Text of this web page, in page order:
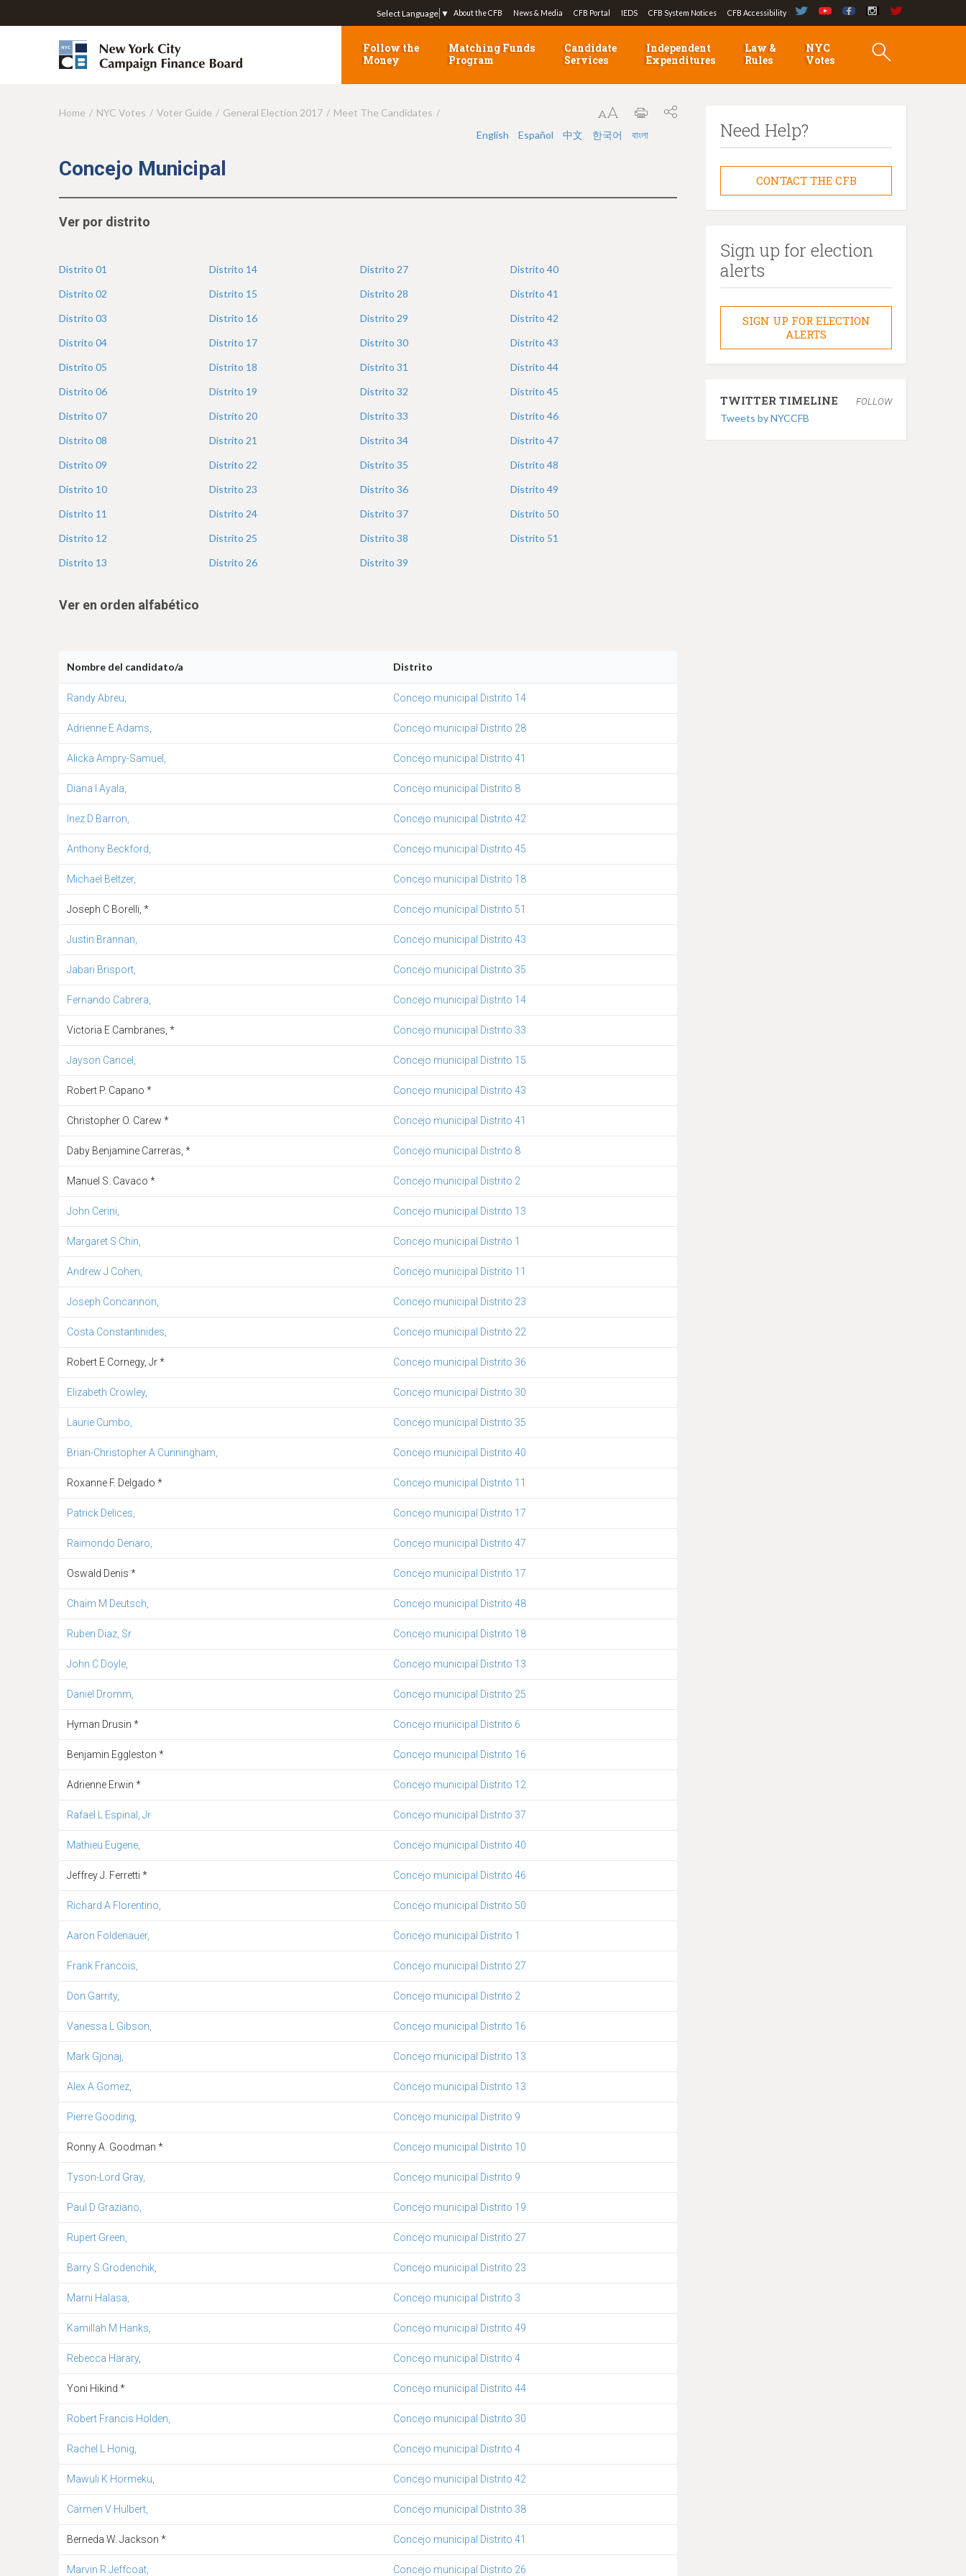
Jump to navigation
Select Language ▼ About the CFB News & Media CFB Portal IEDS CFB System Notices CFB Accessibility
Follow the
Money
Matching Funds
Program
Candidate
Services
Independent
Expenditures
Law &
Rules
NYC
Votes
Y
u
r
Home NYC Votes Voter Guide General Election 2017
Meet The Candidates
English
Español 中文 한국어 বাংলা
Concejo Municipal
Ver por distrito
Distrito 01
Distrito 02
Distrito 03
Distrito 04
Distrito 05
Distrito 06
Distrito 07
Distrito 08
Distrito 09
Distrito 10
Distrito 11
Distrito 12
Distrito 13
Distrito 14
Distrito 15
Distrito 16
Distrito 17
Distrito 18
Distrito 19
Distrito 20
Distrito 21
Distrito 22
Distrito 23
Distrito 24
Distrito 25
Distrito 26
Distrito 27
Distrito 28
Distrito 29
Distrito 30
Distrito 31
Distrito 32
Distrito 33
Distrito 34
Distrito 35
Distrito 36
Distrito 37
Distrito 38
Distrito 39
Distrito40
Distrito41
Distrito42
Distrito43
Distrito44
Distrito45
Distrito46
Distrito47
Distrito48
Distrito49
Distrito 50
Distrito 51
Ver en orden alfabético
Nombre del candidato/a Distrito
Randy Abreu, Concejo municipal Distrito 14
Adrienne E Adams, Concejo municipal Distrito 28
Alicka Ampry-Samuel, Concejo municipal Distrito 41
Diana I Ayala, Concejo municipal Distrito 8
Inez D Barron, Concejo municipal Distrito 42
Anthony Beckford, Concejo municipal Distrito 45
Michael Beltzer, Concejo municipal Distrito 18
Joseph C Borelli, * Concejo municipal Distrito 51
Justin Brannan, Concejo municipal Distrito 43
Jabari Brisport, Concejo municipal Distrito 35
Fernando Cabrera, Concejo municipal Distrito 14
Victoria E Cambranes, * Concejo municipal Distrito 33
Jayson Cancel, Concejo municipal Distrito 15
Robert P. Capano * Concejo municipal Distrito 43
Christopher O. Carew * Concejo municipal Distrito 41
Daby Benjamine Carreras, * Concejo municipal Distrito 8
Manuel S. Cavaco * Concejo municipal Distrito 2
John Cerini, Concejo municipal Distrito 13
Margaret S Chin, Concejo municipal Distrito 1
Andrew J Cohen, Concejo municipal Distrito 11
Joseph Concannon, Concejo municipal Distrito 23
Costa Constantinides, Concejo municipal Distrito 22
Robert E Cornegy, Jr * Concejo municipal Distrito 36
Elizabeth Crowley, Concejo municipal Distrito 30
Laurie Cumbo, Concejo municipal Distrito 35
Brian-Christopher A Cunningham, Concejo municipal Distrito 40
Roxanne F. Delgado * Concejo municipal Distrito 11
Patrick Delices, Concejo municipal Distrito 17
Raimondo Denaro, Concejo municipal Distrito 47
Oswald Denis * Concejo municipal Distrito 17
Chaim M Deutsch, Concejo municipal Distrito 48
Ruben Diaz, Sr Concejo municipal Distrito 18
John C Doyle, Concejo municipal Distrito 13
Daniel Dromm, Concejo municipal Distrito 25
Hyman Drusin * Concejo municipal Distrito 6
Benjamin Eggleston * Concejo municipal Distrito 16
Adrienne Erwin * Concejo municipal Distrito 12
Rafael L Espinal, Jr Concejo municipal Distrito 37
Mathieu Eugene, Concejo municipal Distrito 40
Jeffrey J. Ferretti * Concejo municipal Distrito 46
Richard A Florentino, Concejo municipal Distrito 50
Aaron Foldenauer, Concejo municipal Distrito 1
Frank Francois, Concejo municipal Distrito 27
Don Garrity, Concejo municipal Distrito 2
Vanessa L Gibson, Concejo municipal Distrito 16
Mark Gjonaj, Concejo municipal Distrito 13
Alex A Gomez, Concejo municipal Distrito 13
Pierre Gooding, Concejo municipal Distrito 9
Ronny A. Goodman * Concejo municipal Distrito 10
Tyson-Lord Gray, Concejo municipal Distrito 9
Paul D Graziano, Concejo municipal Distrito 19
Rupert Green, Concejo municipal Distrito 27
Barry S Grodenchik, Concejo municipal Distrito 23
Marni Halasa, Concejo municipal Distrito 3
Kamillah M Hanks, Concejo municipal Distrito 49
Rebecca Harary, Concejo municipal Distrito 4
Yoni Hikind * Concejo municipal Distrito 44
Robert Francis Holden, Concejo municipal Distrito 30
Rachel L Honig, Concejo municipal Distrito 4
Mawuli K Hormeku, Concejo municipal Distrito 42
Carmen V Hulbert, Concejo municipal Distrito 38
Berneda W. Jackson * Concejo municipal Distrito 41
Marvin R Jeffcoat, Concejo municipal Distrito 26
Need Help?
CONTACT THE CFB
Sign up for election
alerts
SIGN UP FOR ELECTION
ALERTS
TWITTER TIMELINE FOLLOW
Tweets by NYCCFB